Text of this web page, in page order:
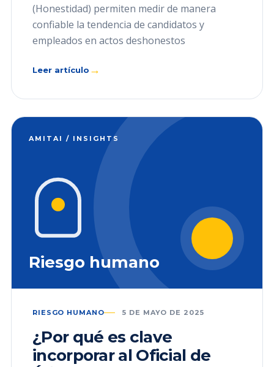
(Honestidad) permiten medir de manera
confiable la tendencia de candidatos y
empleados en actos deshonestos
Leer artículo →
AMITAI / INSIGHTS
Riesgo humano
RIESGO HUMANO 5 DE MAYO DE 2025
¿Por qué es clave
incorporar al Oficial de